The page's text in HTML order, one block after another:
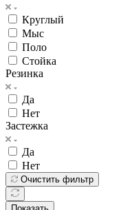
Круглый
Мыс
Поло
Стойка
Резинка
Да
Нет
Застежка
Да
Нет
Очистить фильтр